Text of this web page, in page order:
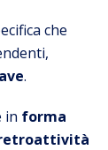
che
.
in forma